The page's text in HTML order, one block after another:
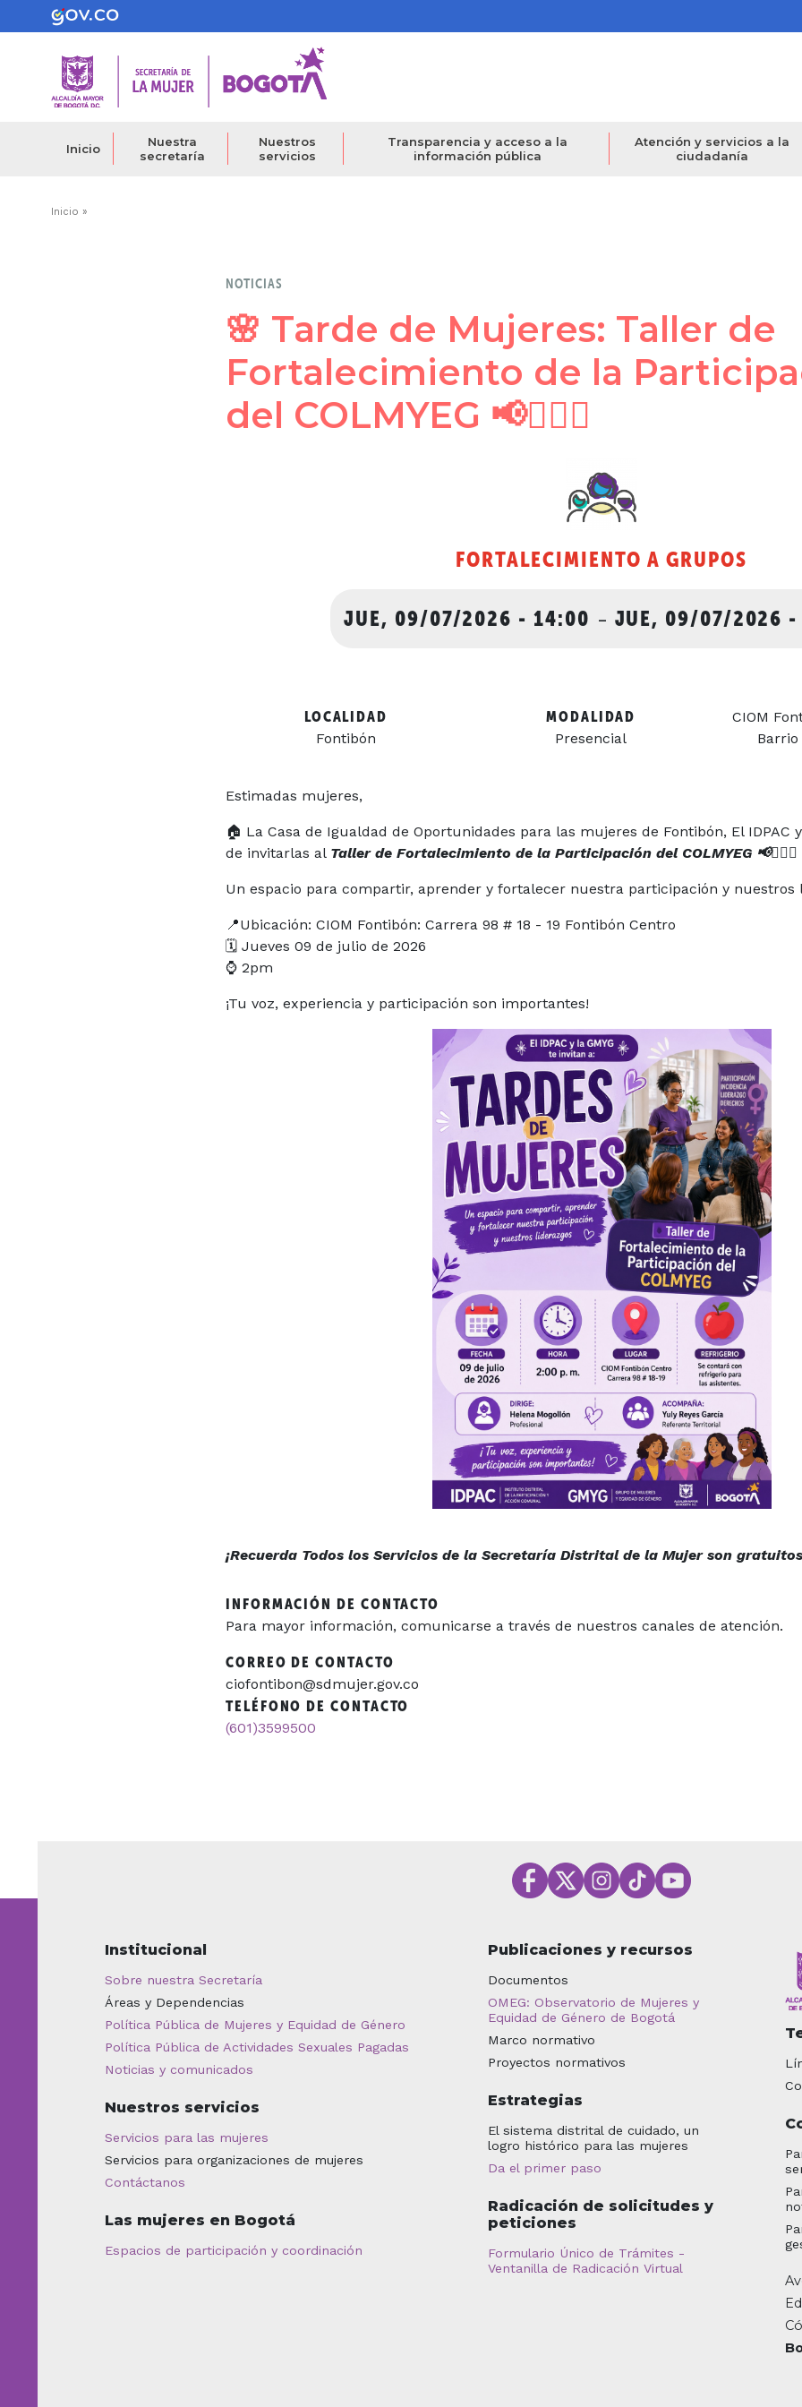
al
contenido
Inicio
Nuestra
secretaría
Nuestros
servicios
Transparencia y acceso a la
información pública
Atención y servicios a la
ciudadanía
Ruta
Inicio
NOTICIAS
🌸 Tarde de Mujeres: Taller de
Fortalecimiento de la
del COLMYEG 📢🙋🏻‍♀️
FORTALECIMIENTO A GRUPOS
JUE, 09/07/2026 - 14:00 - JUE, 09/07/2026 -
LOCALIDAD
Fontibón
MODALIDAD
Presencial
CIOM
Estimadas mujeres,
🏠 La Casa de Igualdad de Oportunidades para las mujeres de Fontibón, El IDPAC
de invitarlas al Taller de Fortalecimiento de la Participación del COLMYEG 📢🙋🏻‍♀️
Un espacio para compartir, aprender y fortalecer nuestra participación y nuestros
📍Ubicación: CIOM Fontibón: Carrera 98 # 18 - 19 Fontibón Centro
🗓️ Jueves 09 de julio de 2026
⌚ 2pm
¡Tu voz, experiencia y participación son importantes!
¡Recuerda Todos los Servicios de la Secretaría Distrital de la Mujer son
INFORMACIÓN DE CONTACTO
Para mayor información, comunicarse a través de nuestros canales de atención.
CORREO DE CONTACTO
ciofontibon@sdmujer.gov.co
TELÉFONO DE CONTACTO
(601)3599500
Institucional
Sobre nuestra Secretaría
Áreas y Dependencias
Política Pública de Mujeres y Equidad de Género
Política Pública de Actividades Sexuales Pagadas
Noticias y comunicados
Nuestros servicios
Servicios para las mujeres
Servicios para organizaciones de mujeres
Contáctanos
Las mujeres en Bogotá
Espacios de participación y coordinación
Publicaciones y recursos
Documentos
OMEG: Observatorio de Mujeres y
Equidad de Género de Bogotá
Marco normativo
Proyectos normativos
Estrategias
El sistema distrital de cuidado, un
logro histórico para las mujeres
Da el primer paso
Radicación de solicitudes y
peticiones
Formulario Único de Trámites -
Ventanilla de Radicación Virtual